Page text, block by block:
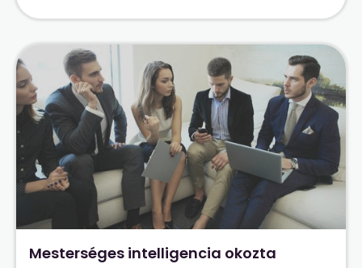
Mesterséges intelligencia okozta